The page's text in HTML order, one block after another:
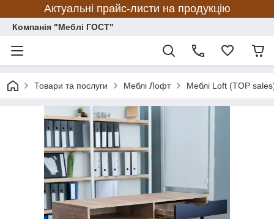
Актуальні прайс-листи на продукцію
Компанія "Меблі ГОСТ"
Товари та послуги Меблі Лофт Меблі Loft (TOP